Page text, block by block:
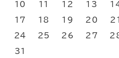
10 11 12 13
17 18 19 20 21
24 25 26 27
31